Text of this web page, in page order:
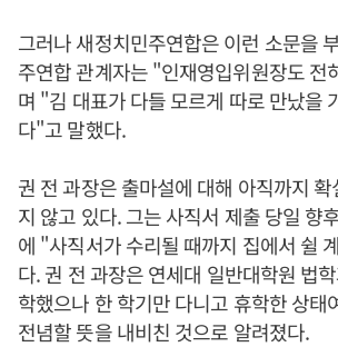
그러나 새정치민주연합은 이런 소문을
주연합 관계자는 "인재영입위원장도 전
며 "김 대표가 다들 모르게 따로 만났을
다"고 말했다.
권 전 과장은 출마설에 대해 아직까지
지 않고 있다. 그는 사직서 제출 당일 향
에 "사직서가 수리될 때까지 집에서 쉴
다. 권 전 과장은 연세대 일반대학원 법
학했으나 한 학기만 다니고 휴학한 상태
전념할 뜻을 내비친 것으로 알려졌다.